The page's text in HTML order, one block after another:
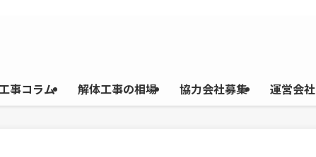
事コラム 解体工事の相場 協力会社募集 運営会社